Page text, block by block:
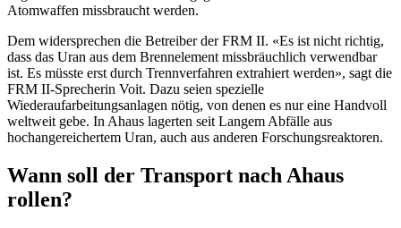
Atomwaffen missbraucht werden.
Dem widersprechen die Betreiber der FRM II. «Es ist nicht richtig,
dass das Uran aus dem Brennelement missbräuchlich verwendbar
ist. Es müsste erst durch Trennverfahren extrahiert werden», sagt die
FRM II-Sprecherin Voit. Dazu seien spezielle
Wiederaufarbeitungsanlagen nötig, von denen es nur eine Handvoll
weltweit gebe. In Ahaus lagerten seit Langem Abfälle aus
hochangereichertem Uran, auch aus anderen Forschungsreaktoren.
Wann soll der Transport nach Ahaus
rollen?